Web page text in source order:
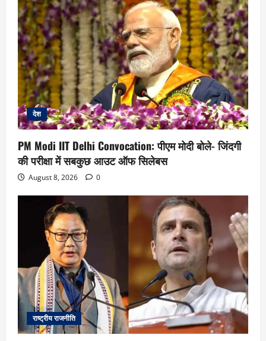
देश
PM Modi IIT Delhi Convocation: पीएम मोदी बोले- जिंदगी
की परीक्षा में सबकुछ आउट ऑफ सिलेबस
August 8, 2026 0
राष्ट्रीय राजनीति